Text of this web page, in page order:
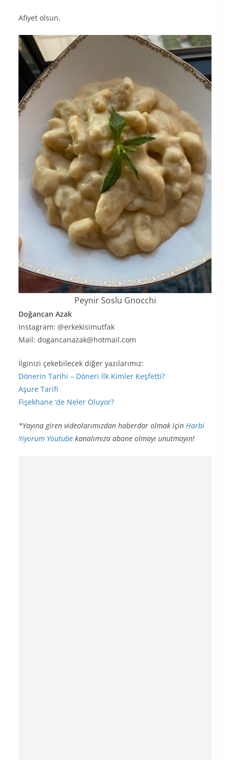
Afiyet olsun.
Peynir Soslu Gnocchi
Doğancan Azak
Instagram: @erkekisimutfak
Mail: dogancanazak@hotmail.com
İlginizi çekebilecek diğer yazılarımız:
Dönerin Tarihi – Döneri İlk Kimler Keşfetti?
Aşure Tarifi
Fişekhane ‘de Neler Oluyor?
*Yayına giren videolarımızdan haberdar olmak için Harbi
Yiyorum Youtube kanalımıza abone olmayı unutmayın!